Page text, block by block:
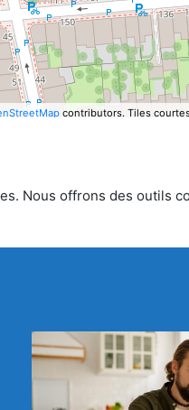
contributors. Tiles
Nous offrons des outils